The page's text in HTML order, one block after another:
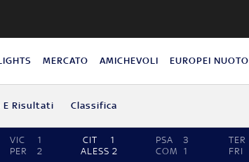
MERCATO AMICHEVOLI EUROPEI NUOTO
E Risultati Classifica
VIC
1
PER
2
CIT
1
ALESS 2
PSA
3
COM
1
TER
FRI